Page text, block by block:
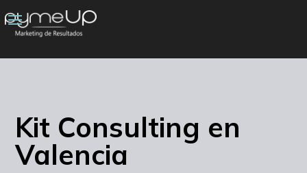
Kit Consulting en
Valencia